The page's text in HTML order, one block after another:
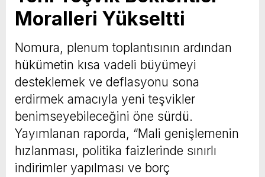
Moralleri Yükseltti
Nomura, plenum toplantısının ardından
hükümetin kısa vadeli büyümeyi
desteklemek ve deflasyonu sona
erdirmek amacıyla yeni teşvikler
benimseyebileceğini öne sürdü.
Yayımlanan raporda, “Mali genişlemenin
hızlanması, politika faizlerinde sınırlı
indirimler yapılması ve borç